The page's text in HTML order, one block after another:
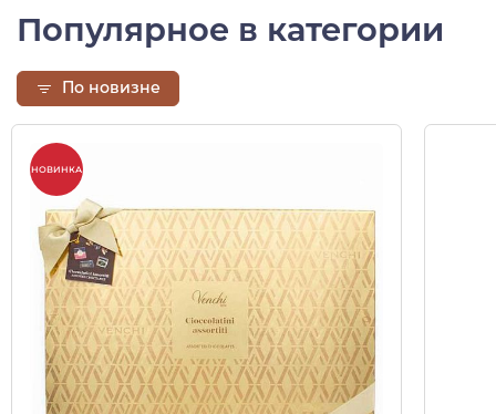
Популярное в категории
По новизне
НОВИНКА